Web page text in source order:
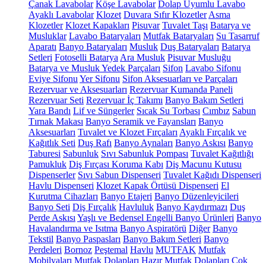
Çanak Lavabolar Köşe Lavabolar Dolap Uyumlu Lavabo
Ayaklı Lavabolar Klozet Duvara Sıfır Klozetler Asma
Klozetler Klozet Kapakları Pisuvar Tuvalet Taşı Batarya ve
Musluklar Lavabo Bataryaları Mutfak Bataryaları Su Tasarruf
Aparatı Banyo Bataryaları Musluk Duş Bataryaları Batarya
Setleri Fotoselli Batarya Ara Musluk Pisuvar Musluğu
Batarya ve Musluk Yedek Parçaları Sifon Lavabo Sifonu
Eviye Sifonu Yer Sifonu Sifon Aksesuarları ve Parçaları
Rezervuar ve Aksesuarları Rezervuar Kumanda Paneli
Rezervuar Seti Rezervuar İç Takımı Banyo Bakım Setleri
Yara Bandı Lif ve Süngerler Sıcak Su Torbası Cımbız Sabun
Tırnak Makası Banyo Seramik ve Fayansları Banyo
Aksesuarları Tuvalet ve Klozet Fırçaları Ayaklı Fırçalık ve
Kağıtlık Seti Duş Rafı Banyo Aynaları Banyo Askısı Banyo
Taburesi Sabunluk Sıvı Sabunluk Pompası Tuvalet Kağıtlığı
Pamukluk Diş Fırçası Koruma Kabı Diş Macunu Kutusu
Dispenserler Sıvı Sabun Dispenseri Tuvalet Kağıdı Dispenseri
Havlu Dispenseri Klozet Kapak Örtüsü Dispenseri El
Kurutma Cihazları Banyo Etajeri Banyo Düzenleyicileri
Banyo Seti Diş Fırçalık Havluluk Banyo Kaydırmazı Duş
Perde Askısı Yaşlı ve Bedensel Engelli Banyo Ürünleri Banyo
Havalandırma ve Isıtma Banyo Aspiratörü Diğer Banyo
Tekstil Banyo Paspasları Banyo Bakım Setleri Banyo
Perdeleri Bornoz Peştemal Havlu MUTFAK Mutfak
Mobilyaları Mutfak Dolapları Hazır Mutfak Dolapları Çok